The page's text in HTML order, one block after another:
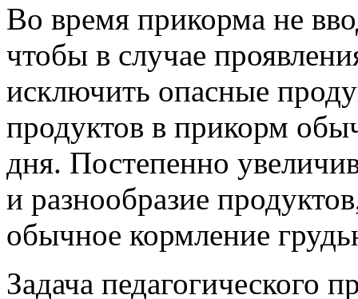
Во время прикорма не
чтобы в случае
исключить опасные
продуктов в прикорм
дня. Постепенно
и разнообразие
обычное кормление
Задача педагогического